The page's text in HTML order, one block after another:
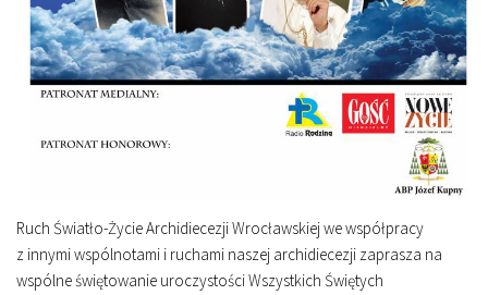
Ruch Światło-Życie Archidiecezji Wrocławskiej we współpracy
z innymi wspólnotami i ruchami naszej archidiecezji zaprasza na
wspólne świętowanie uroczystości Wszystkich Świętych